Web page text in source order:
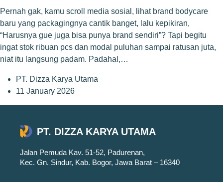
Pernah gak, kamu scroll media sosial, lihat brand bodycare
baru yang packagingnya cantik banget, lalu kepikiran,
“Harusnya gue juga bisa punya brand sendiri”? Tapi begitu
ingat stok ribuan pcs dan modal puluhan sampai ratusan juta,
niat itu langsung padam. Padahal,…
PT. Dizza Karya Utama
11 January 2026
PT. DIZZA KARYA UTAMA
Jalan Pemuda Kav. 51-52, Padurenan,
Kec. Gn. Sindur, Kab. Bogor, Jawa Barat – 16340